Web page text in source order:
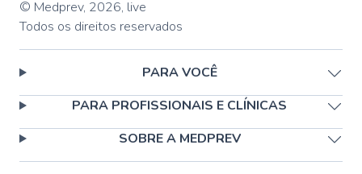
© Medprev, 2026, live
Todos os direitos reservados
PARA VOCÊ
PARA PROFISSIONAIS E CLÍNICAS
SOBRE A MEDPREV